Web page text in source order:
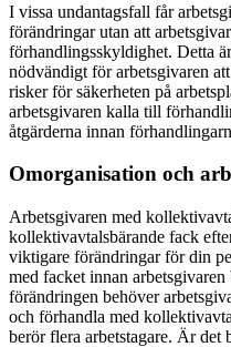
I vissa undantagsfall får
förändringar utan att
förhandlingsskyldighet. Detta
nödvändigt för arbetsgivaren
risker för säkerheten på
arbetsgivaren kalla till
åtgärderna innan
Omorganisation och
Arbetsgivaren med
kollektivavtalsbärande fack
viktigare förändringar för din
med facket innan
förändringen behöver
och förhandla med
berör flera arbetstagare. Är det